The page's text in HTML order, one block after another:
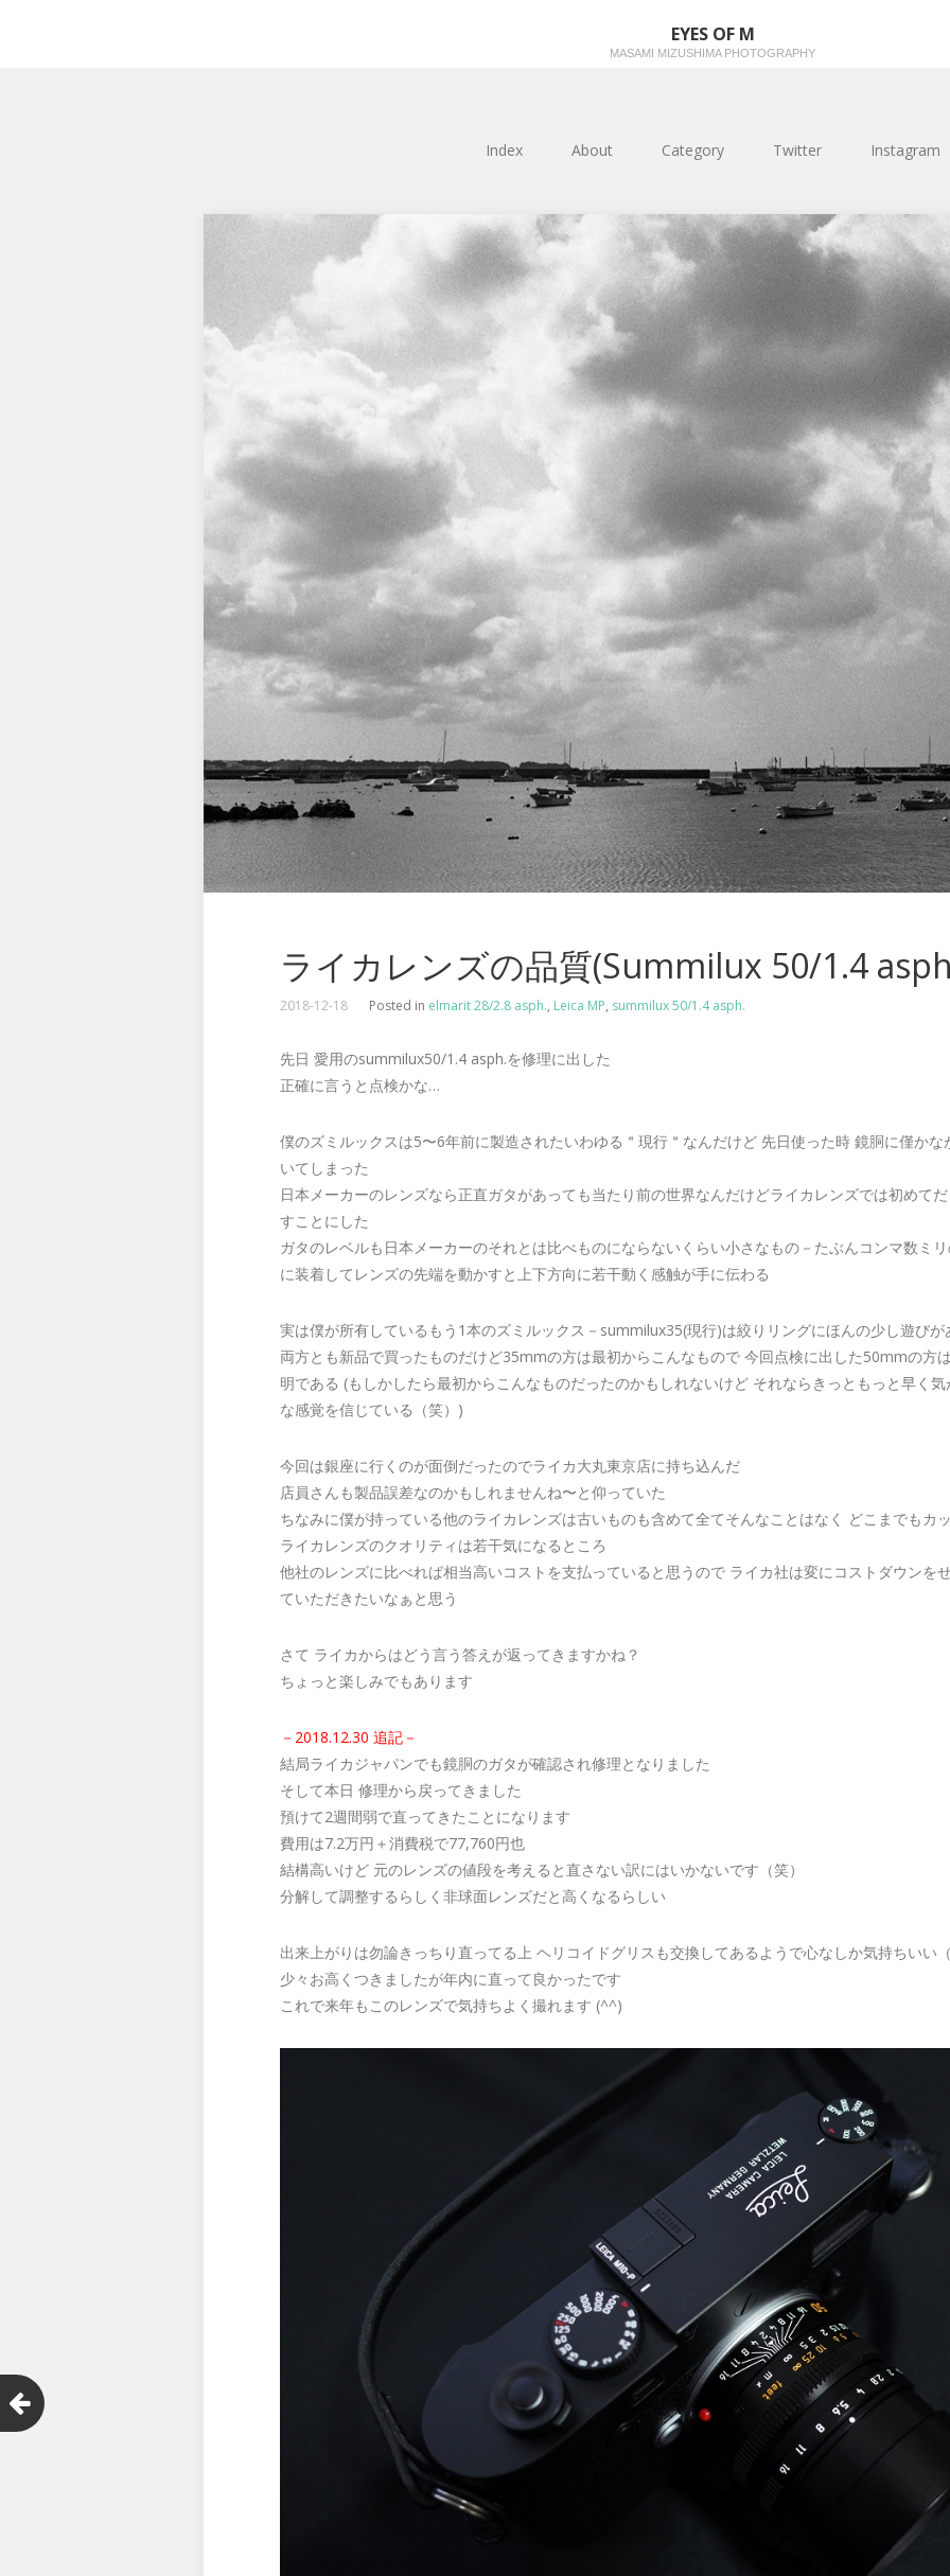
EYES OF M
MASAMI MIZUSHIMA PHOTOGRAPHY
Index About Category Twitter Instagram
ライカレンズの品質(Summilux 50/1.4
2018-12-18 Posted in elmarit 28/2.8 asph., Leica MP, summilux 50/1.4 asph.
先日 愛用のsummilux50/1.4 asph.を修理に出した
正確に言うと点検かな…
僕のズミルックスは5〜6年前に製造されたいわゆる＂現行＂なんだけど 先日使った時 鏡胴に僅か
いてしまった
日本メーカーのレンズなら正直ガタがあっても当たり前の世界なんだけどライカレンズでは初めて
すことにした
ガタのレベルも日本メーカーのそれとは比べものにならないくらい小さなもの－たぶんコンマ数ミ
に装着してレンズの先端を動かすと上下方向に若干動く感触が手に伝わる
実は僕が所有しているもう1本のズミルックス－summilux35(現行)は絞りリングにほんの少し遊びが
両方とも新品で買ったものだけど35mmの方は最初からこんなもので 今回点検に出した50mmの方
明である (もしかしたら最初からこんなものだったのかもしれないけど それならきっともっと早く
な感覚を信じている（笑）)
今回は銀座に行くのが面倒だったのでライカ大丸東京店に持ち込んだ
店員さんも製品誤差なのかもしれませんね〜と仰っていた
ちなみに僕が持っている他のライカレンズは古いものも含めて全てそんなことはなく どこまでもカ
ライカレンズのクオリティは若干気になるところ
他社のレンズに比べれば相当高いコストを支払っていると思うので ライカ社は変にコストダウンを
ていただきたいなぁと思う
さて ライカからはどう言う答えが返ってきますかね？
ちょっと楽しみでもあります
－2018.12.30 追記－
結局ライカジャパンでも鏡胴のガタが確認され修理となりました
そして本日 修理から戻ってきました
預けて2週間弱で直ってきたことになります
費用は7.2万円＋消費税で77,760円也
結構高いけど 元のレンズの値段を考えると直さない訳にはいかないです（笑）
分解して調整するらしく非球面レンズだと高くなるらしい
出来上がりは勿論きっちり直ってる上 ヘリコイドグリスも交換してあるようで心なしか気持ちいい
少々お高くつきましたが年内に直って良かったです
これで来年もこのレンズで気持ちよく撮れます (^^)